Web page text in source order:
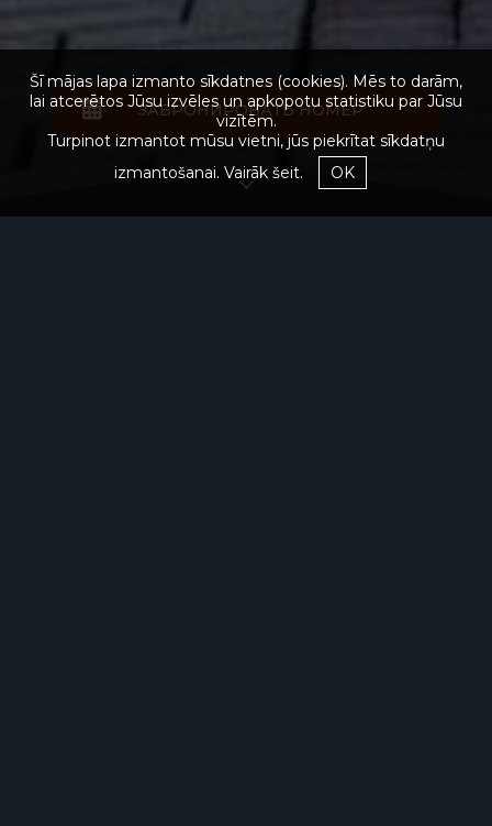
ЗАБРОНИРОВАТЬ НОМЕР
Šī mājas lapa izmanto sīkdatnes (cookies). Mēs to darām,
lai atcerētos Jūsu izvēles un apkopotu statistiku par Jūsu
vizītēm.
Turpinot izmantot mūsu vietni, jūs piekrītat sīkdatņu
izmantošanai. Vairāk šeit. OK